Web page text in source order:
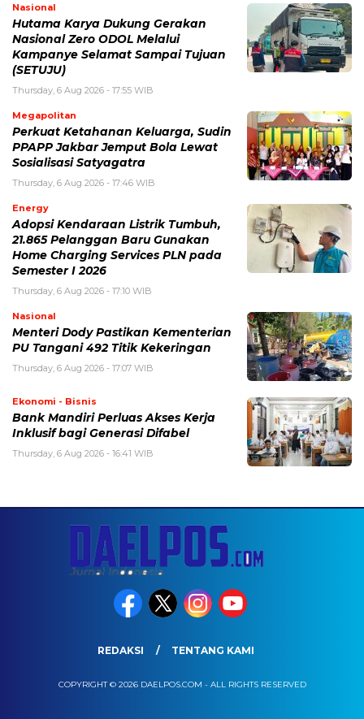
Nasional
Hutama Karya Dukung Gerakan
Nasional Zero ODOL Melalui
Kampanye Selamat Sampai Tujuan
(SETUJU)
Thursday, 6 Aug 2026 - 17:55 WIB
Megapolitan
Perkuat Ketahanan Keluarga, Sudin
PPAPP Jakbar Jemput Bola Lewat
Sosialisasi Satyagatra
Thursday, 6 Aug 2026 - 17:46 WIB
Energy
Adopsi Kendaraan Listrik Tumbuh,
21.865 Pelanggan Baru Gunakan
Home Charging Services PLN pada
Semester I 2026
Thursday, 6 Aug 2026 - 17:10 WIB
Nasional
Menteri Dody Pastikan Kementerian
PU Tangani 492 Titik Kekeringan
Thursday, 6 Aug 2026 - 17:07 WIB
Ekonomi - Bisnis
Bank Mandiri Perluas Akses Kerja
Inklusif bagi Generasi Difabel
Thursday, 6 Aug 2026 - 16:41 WIB
REDAKSI TENTANG KAMI
COPYRIGHT © 2026 DAELPOS.COM - ALL RIGHTS RESERVED